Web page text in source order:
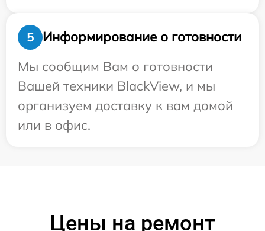
5
Информирование о готовности
Мы сообщим Вам о готовности
Вашей техники BlackView, и мы
организуем доставку к вам домой
или в офис.
Цены на ремонт